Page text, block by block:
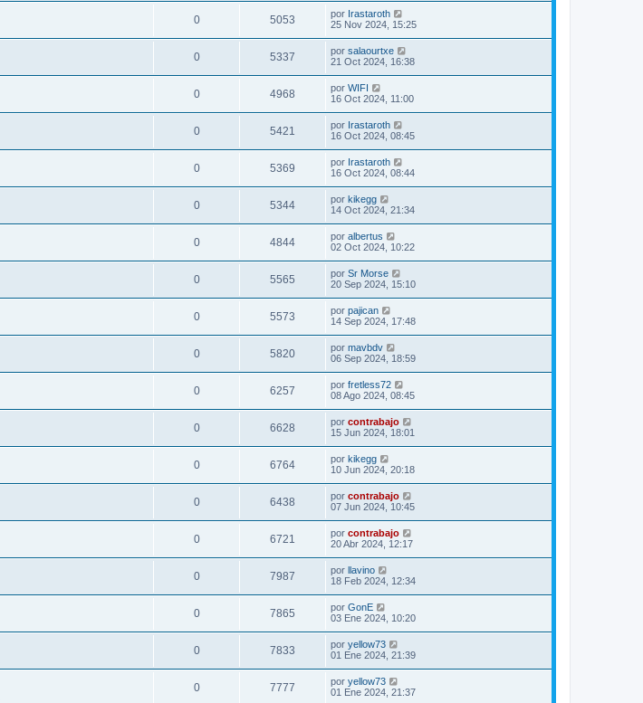
0 5053 por Irastaroth
25 Nov 2024, 15:25
0 5337 por salaourtxe
21 Oct 2024, 16:38
0 4968 por WIFI
16 Oct 2024, 11:00
0 5421 por Irastaroth
16 Oct 2024, 08:45
0 5369 por Irastaroth
16 Oct 2024, 08:44
0 5344 por kikegg
14 Oct 2024, 21:34
0 4844 por albertus
02 Oct 2024, 10:22
0 5565 por Sr Morse
20 Sep 2024, 15:10
0 5573 por pajican
14 Sep 2024, 17:48
0 5820 por mavbdv
06 Sep 2024, 18:59
0 6257 por fretless72
08 Ago 2024, 08:45
0 6628 por contrabajo
15 Jun 2024, 18:01
0 6764 por kikegg
10 Jun 2024, 20:18
0 6438 por contrabajo
07 Jun 2024, 10:45
0 6721 por contrabajo
20 Abr 2024, 12:17
0 7987 por llavino
18 Feb 2024, 12:34
0 7865 por GonE
03 Ene 2024, 10:20
0 7833 por yellow73
01 Ene 2024, 21:39
0 7777 por yellow73
01 Ene 2024, 21:37